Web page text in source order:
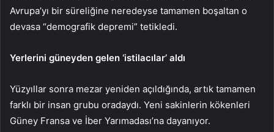
Avrupa’yı bir süreliğine neredeyse tamamen boşaltan o
devasa “demografik depremi” tetikledi.
Yerlerini güneyden gelen ‘istilacılar’ aldı
Yüzyıllar sonra mezar yeniden açıldığında, artık tamamen
farklı bir insan grubu oradaydı. Yeni sakinlerin kökenleri
Güney Fransa ve İber Yarımadası’na dayanıyor.